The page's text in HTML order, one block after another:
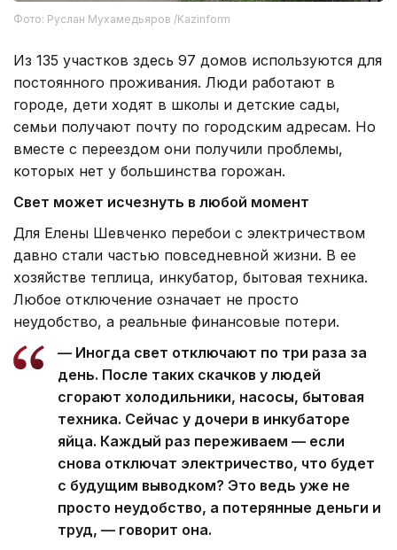
Фото: Руслан Мухамедьяров /Kazinform
Из 135 участков здесь 97 домов используются для
постоянного проживания. Люди работают в
городе, дети ходят в школы и детские сады,
семьи получают почту по городским адресам. Но
вместе с переездом они получили проблемы,
которых нет у большинства горожан.
Свет может исчезнуть в любой момент
Для Елены Шевченко перебои с электричеством
давно стали частью повседневной жизни. В ее
хозяйстве теплица, инкубатор, бытовая техника.
Любое отключение означает не просто
неудобство, а реальные финансовые потери.
— Иногда свет отключают по три раза за
день. После таких скачков у людей
сгорают холодильники, насосы, бытовая
техника. Сейчас у дочери в инкубаторе
яйца. Каждый раз переживаем — если
снова отключат электричество, что будет
с будущим выводком? Это ведь уже не
просто неудобство, а потерянные деньги и
труд, — говорит она.